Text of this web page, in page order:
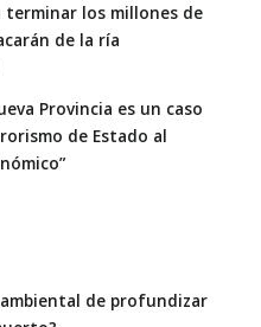
terminar los millones de
de la ría
Provincia es un caso
de Estado al
de profundizar